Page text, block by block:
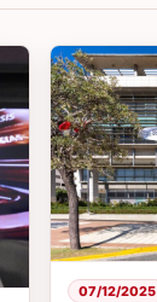
07/12/2025